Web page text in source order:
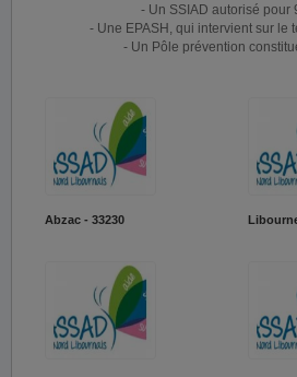
- Un SSIAD autorisé pour
- Une EPASH, qui intervient sur le
- Un Pôle prévention
Abzac - 33230